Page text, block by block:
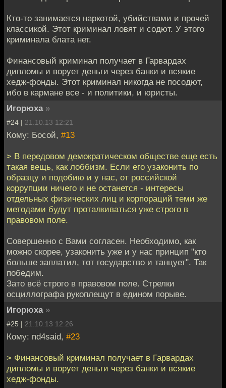
Кто-то занимается наркотой, убийствами и прочей
классикой. Этот криминал ловят и содют. У этого
криминала блата нет.
Финансовый криминал получает в Гарвардах
дипломы и ворует деньги через банки и всякие
хедж-фонды. Этот криминал никогда не посодют,
ибо в кармане все - и политики, и юристы.
Игорюха »
#24 | 21.10.13 12:21
Кому: Босой, #13
> В передовом демократическом обществе еще есть
такая вещь, как лоббизм. Если его узаконить по
образцу и подобию и у нас, от российской
коррупции ничего и не останется - интересы
отдельных физических лиц и корпораций теми же
методами будут проталкиваться уже строго в
правовом поле.
Совершенно с Вами согласен. Необходимо, как
можно скорее, узаконить уже и у нас принцип "кто
больше заплатил, тот государство и танцует". Так
победим.
Зато всё строго в правовом поле. Стрелки
осциллографа рукоплещут в едином порыве.
Игорюха »
#25 | 21.10.13 12:26
Кому: nd4said, #23
> Финансовый криминал получает в Гарвардах
дипломы и ворует деньги через банки и всякие
хедж-фонды.